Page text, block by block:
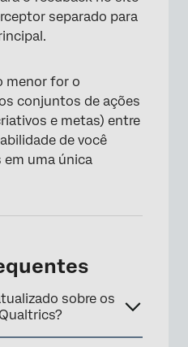
separado para
menor for o
conjuntos de ações
e metas) entre
de você
uma única
sobre os